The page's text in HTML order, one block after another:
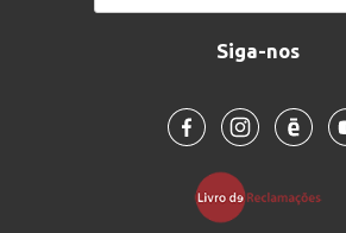
Siga-nos